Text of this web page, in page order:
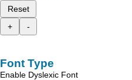
Reset
+
-
Font Type
Enable Dyslexic Font